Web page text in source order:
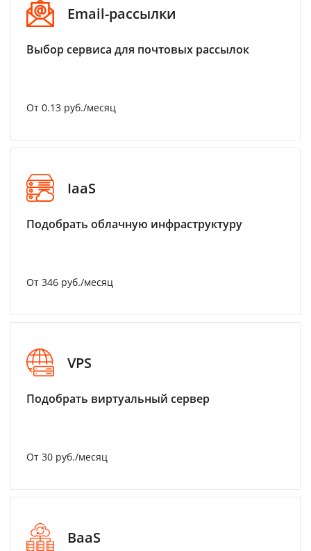
Email-рассылки
Выбор сервиса для почтовых рассылок
От 0.13 руб./месяц
IaaS
Подобрать облачную инфраструктуру
От 346 руб./месяц
VPS
Подобрать виртуальный сервер
От 30 руб./месяц
BaaS